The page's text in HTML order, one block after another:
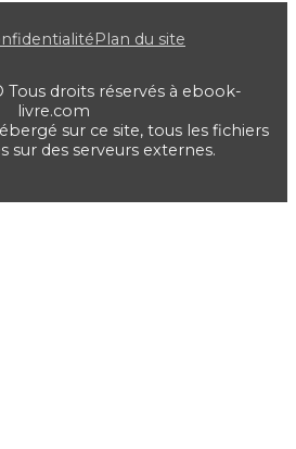
Plan du site
droits réservés à ebook-
livre.com
sur ce site, tous les fichiers
sur des serveurs externes.